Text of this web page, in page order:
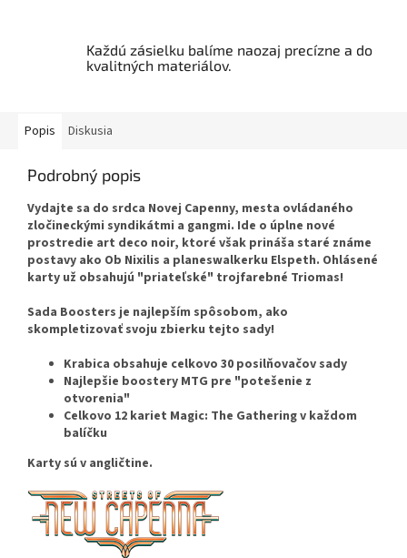
Každú zásielku balíme naozaj precízne a do
kvalitných materiálov.
Popis Diskusia
Podrobný popis
Vydajte sa do srdca Novej Capenny, mesta ovládaného
zločineckými syndikátmi a gangmi. Ide o úplne nové
prostredie art deco noir, ktoré však prináša staré známe
postavy ako Ob Nixilis a planeswalkerku Elspeth. Ohlásené
karty už obsahujú "priateľské" trojfarebné Triomas!
Sada Boosters je najlepším spôsobom, ako
skompletizovať svoju zbierku tejto sady!
Krabica obsahuje celkovo 30 posilňovačov sady
Najlepšie boostery MTG pre "potešenie z
otvorenia"
Celkovo 12 kariet Magic: The Gathering v každom
balíčku
Karty sú v angličtine.